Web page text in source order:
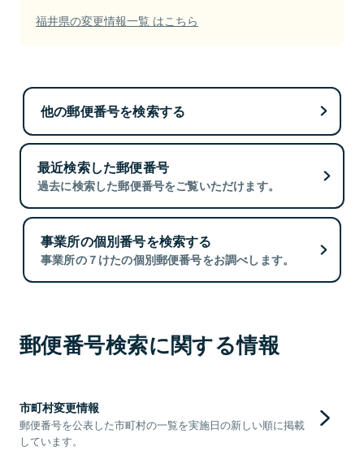
福井県の変更情報一覧 はこちら
他の郵便番号を検索する
最近検索した郵便番号
過去に検索した郵便番号をご覧いただけます。
事業所の個別番号を検索する
事業所の７けたの個別郵便番号をお調べします。
郵便番号検索に関する情報
市町村変更情報
郵便番号を公表した市町村の一覧を実施日の新しい順に掲載
しています。